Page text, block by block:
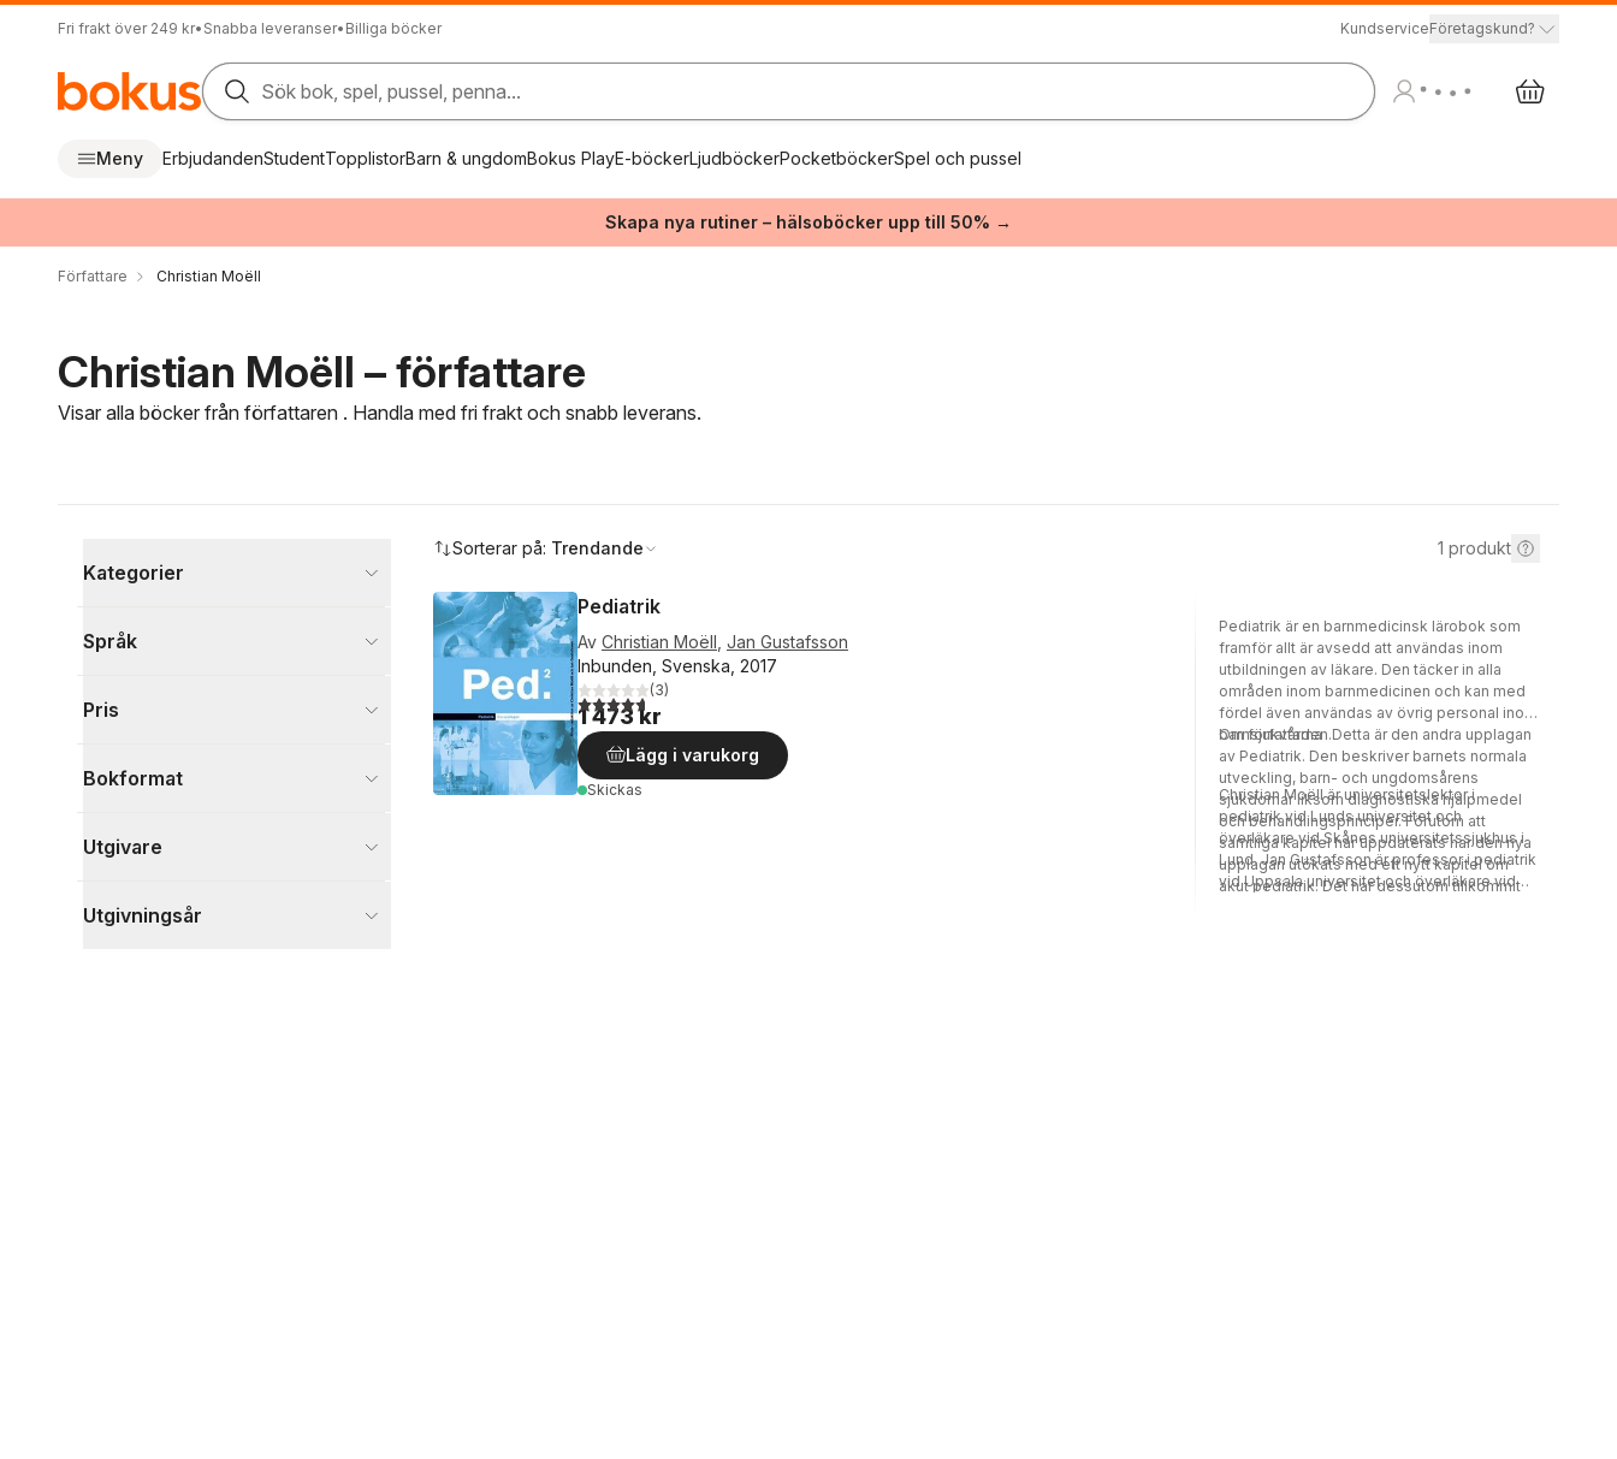
Fri frakt över 249 kr• Snabba leveranser• Billiga böcker KundserviceFöretagskund?
Sök bok, spel, pussel, penna...
Meny ErbjudandenStudentTopplistorBarn & ungdomBokus PlayE-böckerLjudböckerPocketböckerSpel och pussel
Skapa nya rutiner – hälsoböcker upp till 50% →
Författare Christian Moëll
Christian Moëll – författare
Visar alla böcker från författaren . Handla med fri frakt och snabb leverans.
Kategorier
Visa fler
Språk
Pris
Bokformat
Utgivare
Utgivningsår
Sorterar på: Trendande 1 produkt
Pediatrik
Av Christian Moëll Jan Gustafsson
Inbunden, Svenska, 2017
4,7utav 5 stjärnor. Totalt antal röster:
(3)
1 473 kr
Lägg i varukorg
Skickas
Pediatrik är en barnmedicinsk lärobok som
framför allt är avsedd att användas inom
utbildningen av läkare. Den täcker in alla
områden inom barnmedicinen och kan med
fördel även användas av övrig personal inom
barnsjukvården.Detta är den andra upplagan
av Pediatrik. Den beskriver barnets normala
utveckling, barn- och ungdomsårens
sjukdomar liksom diagnostiska hjälpmedel
och behandlingsprinciper. Förutom att
samtliga kapitel har uppdaterats har den nya
upplagan utökats med ett nytt kapitel om
akut pediatrik. Det har dessutom tillkommit
Om författarna
Christian Moëll är universitetslektor i
pediatrik vid Lunds universitet och
överläkare vid Skånes universitetssjukhus i
Lund. Jan Gustafsson är professor i pediatrik
vid Uppsala universitet och överläkare vid